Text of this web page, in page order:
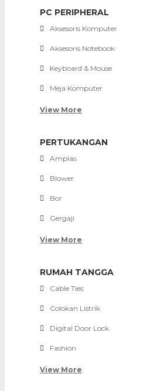
PC PERIPHERAL
Aksesoris Komputer
Aksesoris Notebook
Keyboard & Mouse
Meja Komputer
View More
PERTUKANGAN
Amplas
Blower
Bor
Gergaji
View More
RUMAH TANGGA
Cable Ties
Colokan Listrik
Digital Door Lock
Fashion
View More